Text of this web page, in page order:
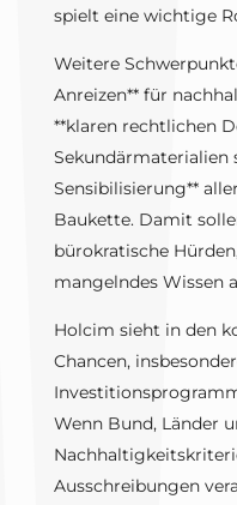
spielt eine wichtige
Weitere
Anreizen** für
**klaren rechtlichen
Sekundärmaterialien
Sensibilisierung**
Baukette. Damit
bürokratische
mangelndes Wissen
Holcim sieht in den
Chancen,
Wenn Bund, Länder
Ausschreibungen